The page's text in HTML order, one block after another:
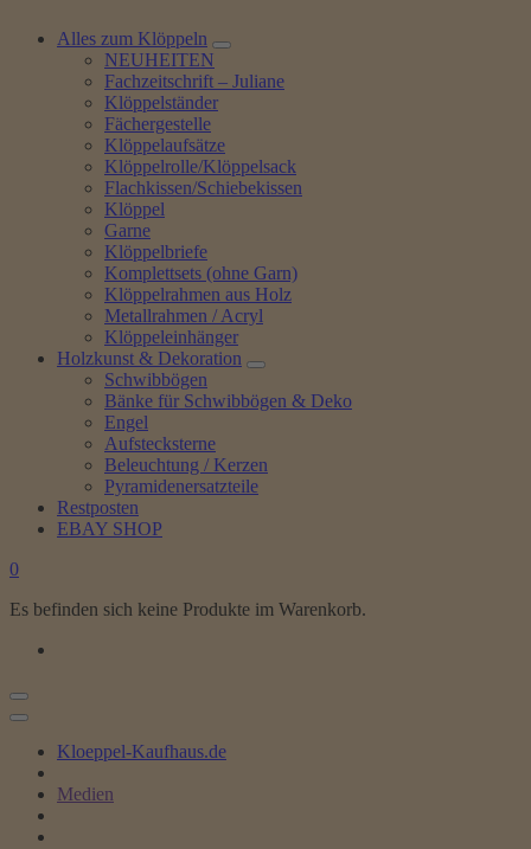
Alles zum Klöppeln
NEUHEITEN
Fachzeitschrift – Juliane
Klöppelständer
Fächergestelle
Klöppelaufsätze
Klöppelrolle/Klöppelsack
Flachkissen/Schiebekissen
Klöppel
Garne
Klöppelbriefe
Komplettsets (ohne Garn)
Klöppelrahmen aus Holz
Metallrahmen / Acryl
Klöppeleinhänger
Holzkunst & Dekoration
Schwibbögen
Bänke für Schwibbögen & Deko
Engel
Aufstecksterne
Beleuchtung / Kerzen
Pyramidenersatzteile
Restposten
EBAY SHOP
0
Es befinden sich keine Produkte im Warenkorb.
Kloeppel-Kaufhaus.de
Medien